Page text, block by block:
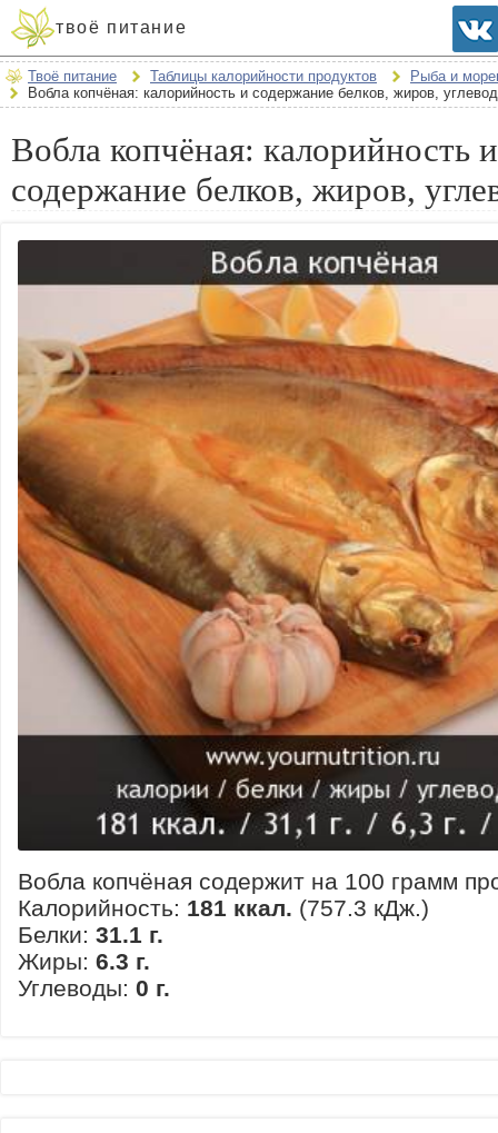
твоё питание
Твоё питание Таблицы калорийности продуктов
Рыба и
Вобла копчёная: калорийность и содержание белков, жиров,
Вобла копчёная: калорийность и
содержание белков, жиров,
Вобла копчёная содержит на 100 грамм
Калорийность: 181 ккал. (757.3 кДж.)
Белки: 31.1 г.
Жиры: 6.3 г.
Углеводы: 0 г.